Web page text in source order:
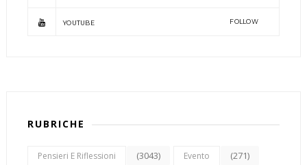
YOUTUBE FOLLOW
RUBRICHE
Pensieri E Riflessioni (3043) Evento (271)